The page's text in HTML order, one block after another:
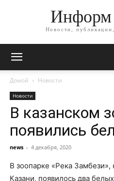
Информ
Новости,
Домой Новости
Новости
В казанском
появились
news - 4 декабря, 2020
В зоопарке «Река Замбези»,
Казани, появилось два